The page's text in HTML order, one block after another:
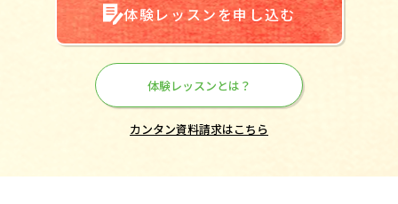
体験レッスンを申し込む
体験レッスンとは？
カンタン資料請求はこちら